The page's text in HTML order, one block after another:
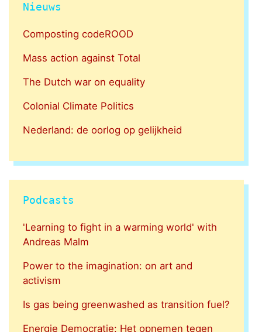
Nieuws
Composting codeROOD
Mass action against Total
The Dutch war on equality
Colonial Climate Politics
Nederland: de oorlog op gelijkheid
Podcasts
'Learning to fight in a warming world' with
Andreas Malm
Power to the imagination: on art and
activism
Is gas being greenwashed as transition fuel?
Energie Democratie: Het opnemen tegen